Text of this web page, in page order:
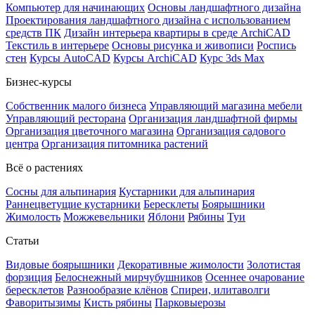
Компьютер для начинающих Основы ландшафтного дизайна
Проектирования ландшафтного дизайна с использованием
средств ПК Дизайн интерьера квартиры в среде ArchiCAD
Текстиль в интерьере Основы рисунка и живописи Роспись
стен Курсы AutoCAD Курсы ArchiCAD Курс 3ds Max
Бизнес-курсы
Собственник малого бизнеса Управляющий магазина мебели
Управляющий ресторана Организация ландшафтной фирмы
Организация цветочного магазина Организация садового
центра Организация питомника растений
Всё о растениях
Сосны для альпинария Кустарники для альпинария
Раннецветущие кустарники Бересклеты Боярышники
Жимолость Можжевельники Яблони Рябины Туи
Статьи
Видовые боярышники Декоративные жимолости Золотистая
форзиция Белоснежный мирчубушников Осеннее очарование
бересклетов Разнообразие клёнов Спиреи, илитаволги
Фаворитызимы Кисть рябины Парковыерозы